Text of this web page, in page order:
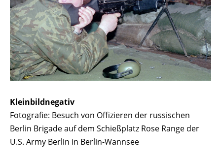
Kleinbildnegativ
Fotografie: Besuch von Offizieren der russischen
Berlin Brigade auf dem Schießplatz Rose Range der
U.S. Army Berlin in Berlin-Wannsee